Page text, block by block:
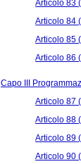
Articolo 83
Articolo 84
Articolo 85
Articolo 86
Capo III
Articolo 87
Articolo 88
Articolo 89
Articolo 90